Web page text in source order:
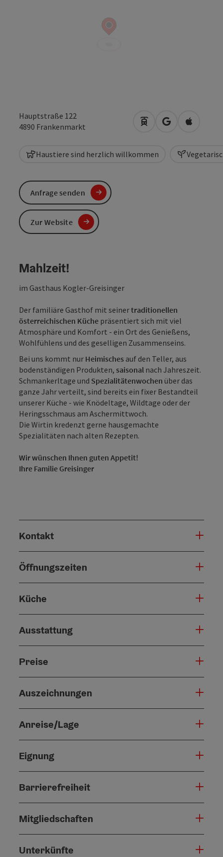
Hauptstraße 122
4890 Frankenmarkt Anreise mit
in Googlein Apple
Haustiere sind herzlich willkommen
Mahlzeit!
im Gasthaus Kogler-Greisinger
Der familiäre Gasthof mit seinertraditionellen
österreichischen Küche präsentiert sich mit viel
Atmosphäre und Komfort - ein Ort des Genießens,
Wohlfühlens und des geselligen Zusammenseins.
Bei uns kommt nur Heimisches auf den Teller, aus
bodenständigen Produkten, saisonal nach Jahreszeit.
Schmankerltage und Spezialitätenwochen über das
ganze Jahr verteilt, sind bereits ein fixer Bestandteil
unserer Küche - wie Knödeltage, Wildtage oder der
Heringsschmaus am Aschermittwoch.
Die Wirtin kredenzt gerne hausgemachte
Spezialitäten nach alten Rezepten.
Wir wünschen Ihnen guten Appetit!
Ihre Familie Greisinger
Kontakt
Öffnungszeiten
Küche
Ausstattung
Preise
Auszeichnungen
Anreise/Lage
Eignung
Barrierefreiheit
Mitgliedschaften
Unterkünfte
Anfrage senden
Zur Website